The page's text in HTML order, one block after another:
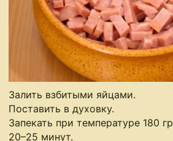
Залить взбитыми яйцами.
Поставить в духовку.
Запекать при температуре 180
20–25 минут.